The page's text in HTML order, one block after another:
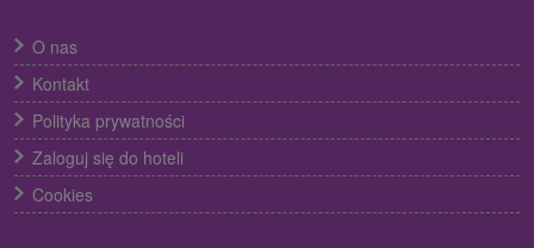
O nas
Kontakt
Polityka prywatności
Zaloguj się do hoteli
Cookies